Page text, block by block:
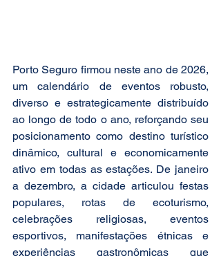
Porto Seguro firmou neste ano de 2026,
um calendário de eventos robusto,
diverso e estrategicamente distribuído
ao longo de todo o ano, reforçando seu
posicionamento como destino turístico
dinâmico, cultural e economicamente
ativo em todas as estações. De janeiro
a dezembro, a cidade articulou festas
populares, rotas de ecoturismo,
celebrações religiosas, eventos
esportivos, manifestações étnicas e
experiências gastronômicas que